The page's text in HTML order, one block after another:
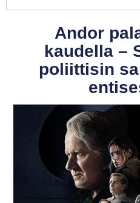
Andor
kaudella –
poliittisin